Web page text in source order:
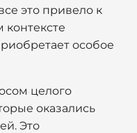
это привело к
особое
целого
оказались
Это